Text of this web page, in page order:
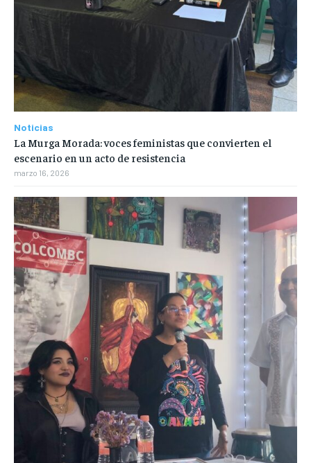
Noticias
La Murga Morada: voces feministas que convierten el
escenario en un acto de resistencia
marzo 16, 2026